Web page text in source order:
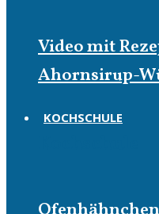
Video mit
Ahornsirup-
KOCHSCHULE